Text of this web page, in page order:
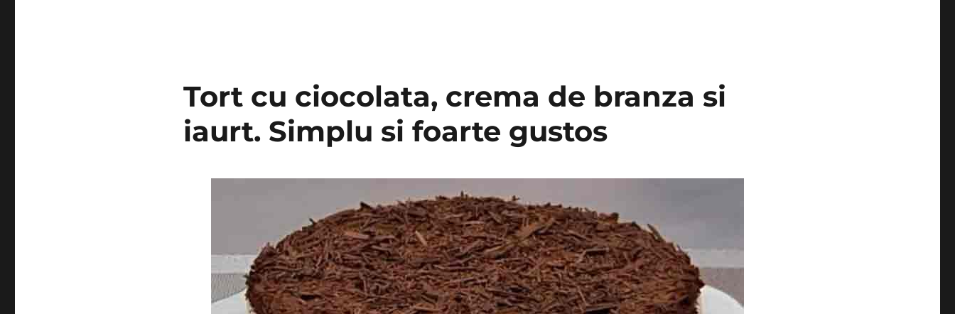
Tort cu ciocolata, crema de branza si
iaurt. Simplu si foarte gustos